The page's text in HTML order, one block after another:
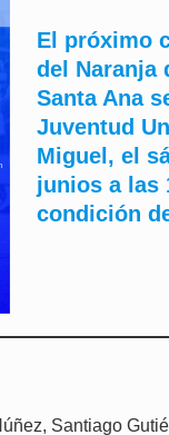
El próximo
del Naranja
Santa Ana
Juventud
Miguel, el
junios a las
condición
Santiago